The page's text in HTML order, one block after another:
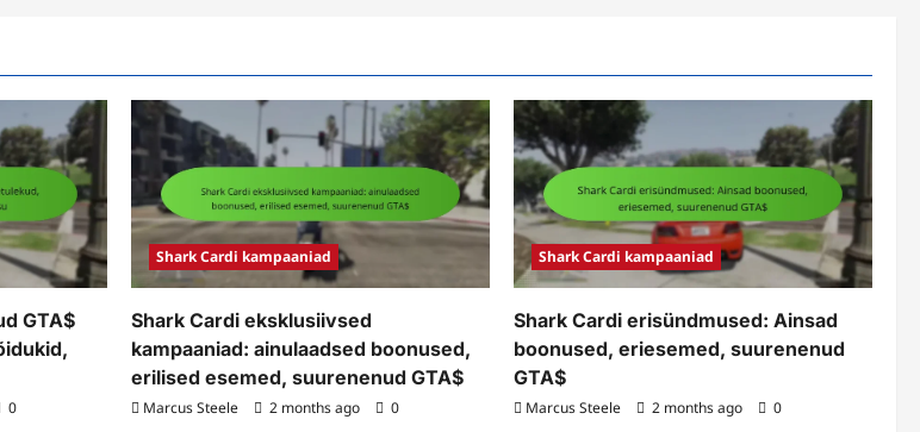
GTA$
0
Shark Cardi kampaaniad
Shark Cardi eksklusiivsed
kampaaniad: ainulaadsed boonused,
erilised esemed, suurenenud GTA$
Marcus Steele 2 months ago 0
Shark Cardi kampaaniad
Shark Cardi erisündmused: Ainsad
boonused, eriesemed, suurenenud
GTA$
Marcus Steele 2 months ago 0